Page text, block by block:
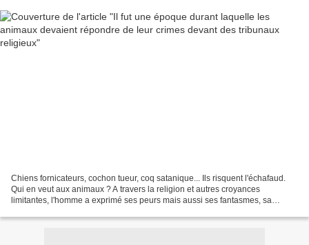
Chiens fornicateurs, cochon tueur, coq satanique... Ils risquent l'échafaud.
Qui en veut aux animaux ? A travers la religion et autres croyances
limitantes, l'homme a exprimé ses peurs mais aussi ses fantasmes, sa